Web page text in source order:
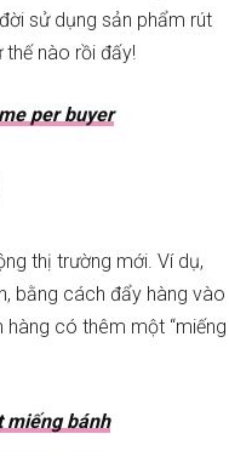
sử dụng sản phẩm rút
thế nào rồi đấy!
per buyer
thị trường mới. Ví dụ,
bằng cách đẩy hàng vào
hàng có thêm một “miếng
miếng bánh